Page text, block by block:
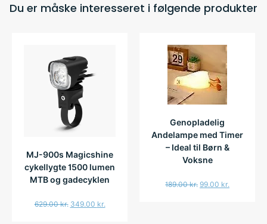
Du er måske interesseret i følgende produkter
MJ-900s Magicshine
cykellygte 1500 lumen
MTB og gadecyklen
629.00kr. 349.00 kr.
Genopladelig
Andelampe med Timer
– Ideal til Børn &
Voksne
189.00kr. 99.00 kr.